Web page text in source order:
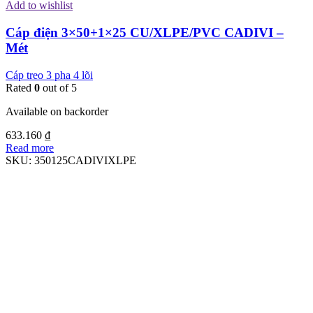
Add to wishlist
Cáp điện 3×50+1×25 CU/XLPE/PVC CADIVI –
Mét
Cáp treo 3 pha 4 lõi
Rated 0 out of 5
Available on backorder
633.160 ₫
Read more
SKU: 350125CADIVIXLPE